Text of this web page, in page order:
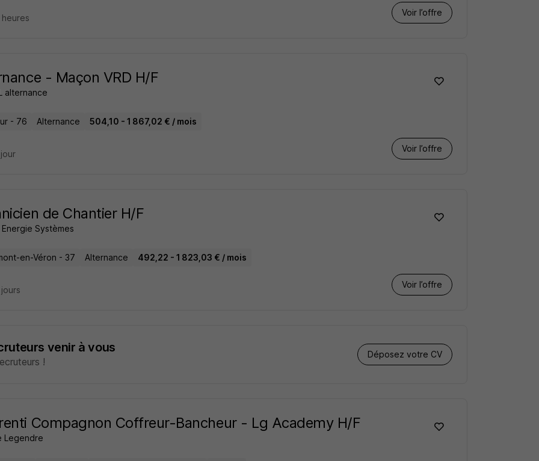
Voir l’offre
- Maçon VRD H/F
alternance
- 76 Alternance 504,10 - 1 867,02 € / mois
Voir l’offre
de Chantier H/F
Systèmes
en-Véron - 37 Alternance 492,22 - 1 823,03 € / mois
Voir l’offre
venir à vous
!
Déposez votre CV
Compagnon Coffreur-Bancheur - Lg Academy H/F
Legendre